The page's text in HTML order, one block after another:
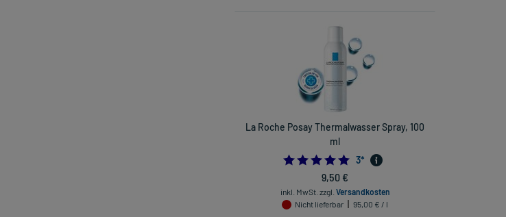
La Roche Posay Thermalwasser Spray, 100
ml
5.0
3*
9,50 €
inkl. MwSt. zzgl. Versandkosten
Nicht lieferbar
95,00 € / l